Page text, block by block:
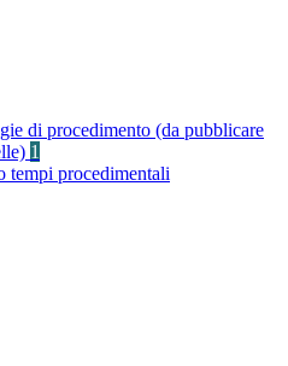
di procedimento (da pubblicare
1
tempi procedimentali